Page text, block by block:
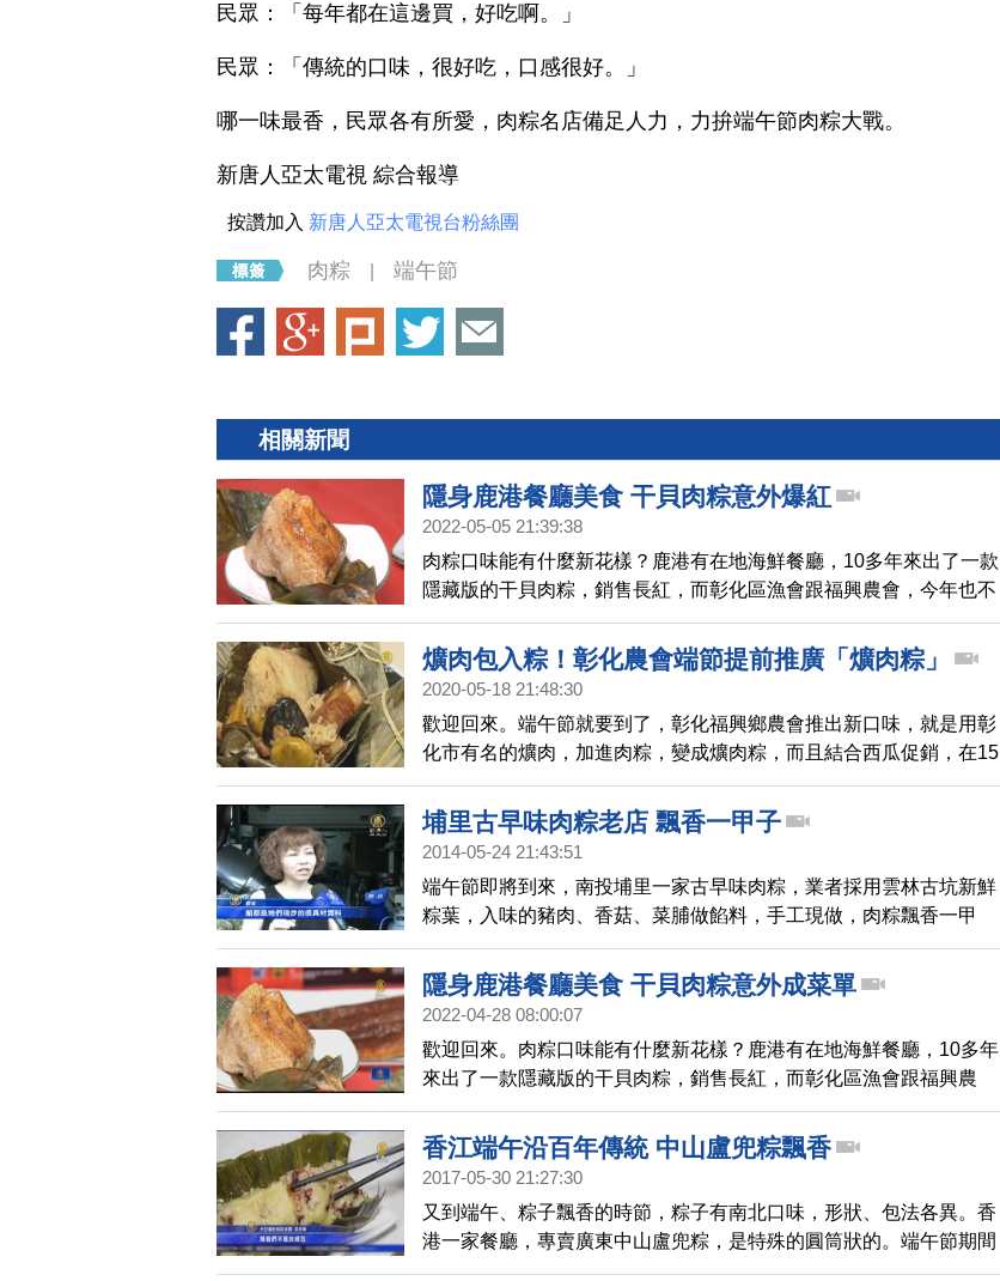
民眾：「每年都在這邊買，好吃啊。」
民眾：「傳統的口味，很好吃，口感很好。」
哪一味最香，民眾各有所愛，肉粽名店備足人力，力拚端午節肉粽大戰。
新唐人亞太電視 綜合報導
按讚加入 新唐人亞太電視台粉絲團
肉粽 端午節
相關新聞
隱身鹿港餐廳美食 干貝肉粽意外爆紅
2022-05-05 21:39:38
肉粽口味能有什麼新花樣？鹿港有在地海鮮餐廳，10多年來出了一款
隱藏版的干貝肉粽，銷售長紅，而彰化區漁會跟福興農會，今年也不
約而同，分別推出蒲燒鰻跟蒲燒虱目魚肉粽，除了推廣農漁牧產品，
也讓肉粽的口味多了新選擇。
爌肉包入粽！彰化農會端節提前推廣「爌肉粽」
2020-05-18 21:48:30
歡迎回來。端午節就要到了，彰化福興鄉農會推出新口味，就是用彰
化市有名的爌肉，加進肉粽，變成爌肉粽，而且結合西瓜促銷，在15
日上午推出限量買一送一，現場彷彿是百貨公司周年慶，透過鏡頭帶
您一起去看看 。
埔里古早味肉粽老店 飄香一甲子
2014-05-24 21:43:51
端午節即將到來，南投埔里一家古早味肉粽，業者採用雲林古坑新鮮
粽葉，入味的豬肉、香菇、菜脯做餡料，手工現做，肉粽飄香一甲
子，顧客要吃，得先預訂。端午節前一個月，顧客預訂數量就已經超
過2萬個，到底有多好吃？一起去看看。
隱身鹿港餐廳美食 干貝肉粽意外成菜單
2022-04-28 08:00:07
歡迎回來。肉粽口味能有什麼新花樣？鹿港有在地海鮮餐廳，10多年
來出了一款隱藏版的干貝肉粽，銷售長紅，而彰化區漁會跟福興農
會，今年也不約而同，分別推出蒲燒鰻跟蒲燒虱目魚肉粽，除了推廣
農漁牧產品，也讓肉粽的口味多了新選擇。
香江端午沿百年傳統 中山盧兜粽飄香
2017-05-30 21:27:30
又到端午、粽子飄香的時節，粽子有南北口味，形狀、包法各異。香
港一家餐廳，專賣廣東中山盧兜粽，是特殊的圓筒狀的。端午節期間
賣出過萬只，到底這個粽子有何特別，一起來看看。